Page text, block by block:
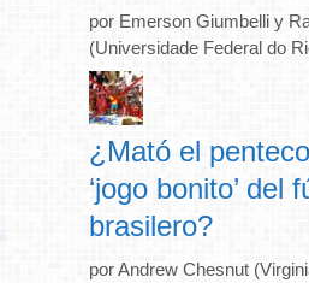
por Emerson Giumbelli y
(Universidade Federal do
¿Mató el
‘jogo bonito’ del
brasilero?
por Andrew Chesnut